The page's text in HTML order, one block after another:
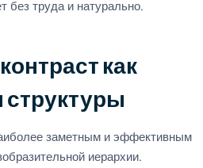
без труда и натурально.
как
заметным и эффективным
иерархии.